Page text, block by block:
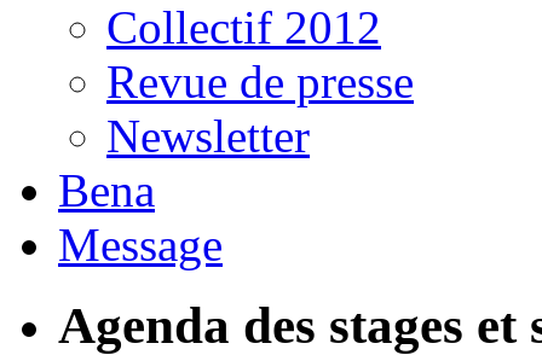
Collectif 2012
Revue de presse
Newsletter
Bena
Message
Agenda des stages et